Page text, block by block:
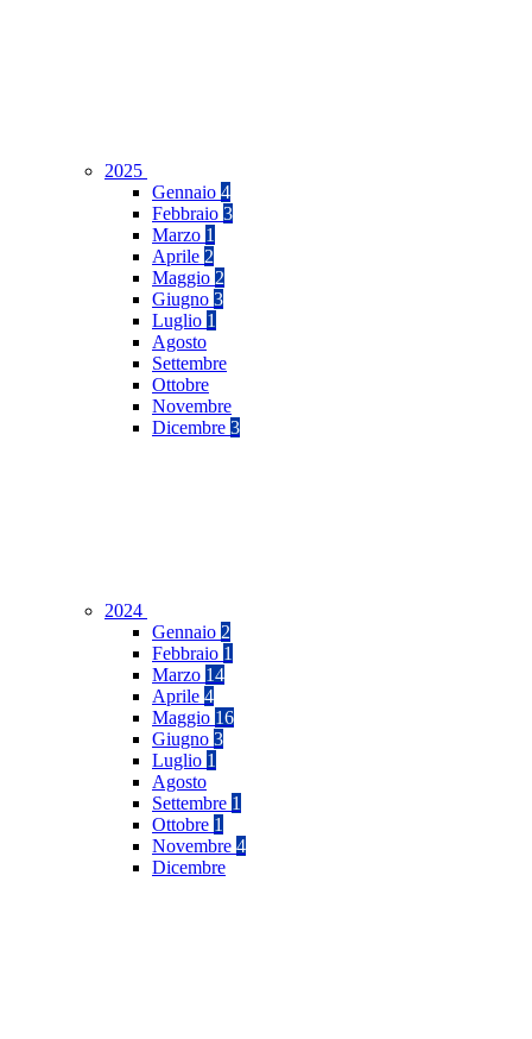
2025
Gennaio 4
Febbraio 3
Marzo 1
Aprile 2
Maggio 2
Giugno 3
Luglio 1
Agosto
Settembre
Ottobre
Novembre
Dicembre 3
2024
Gennaio 2
Febbraio 1
Marzo 14
Aprile 4
Maggio 16
Giugno 3
Luglio 1
Agosto
Settembre 1
Ottobre 1
Novembre 4
Dicembre